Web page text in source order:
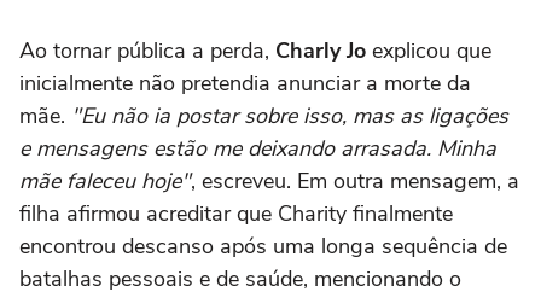
Ao tornar pública a perda, Charly Jo explicou que
inicialmente não pretendia anunciar a morte da
mãe. "Eu não ia postar sobre isso, mas as ligações
e mensagens estão me deixando arrasada. Minha
mãe faleceu hoje", escreveu. Em outra mensagem, a
filha afirmou acreditar que Charity finalmente
encontrou descanso após uma longa sequência de
batalhas pessoais e de saúde, mencionando o